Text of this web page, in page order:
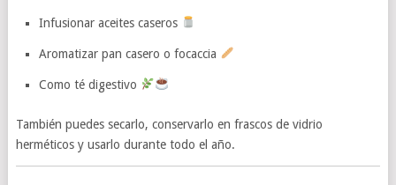
Infusionar aceites caseros
Aromatizar pan casero o focaccia
Como té digestivo
También puedes secarlo, conservarlo en frascos de vidrio
herméticos y usarlo durante todo el año.